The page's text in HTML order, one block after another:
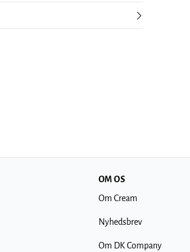
OM OS
Om Cream
Nyhedsbrev
Om DK Company